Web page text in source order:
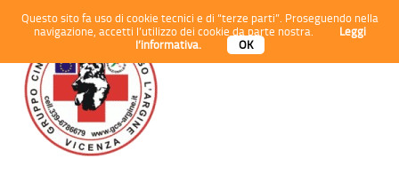
Questo sito fa uso di cookie tecnici e di “terze parti”. Proseguendo nella
navigazione, accetti l’utilizzo dei cookie da parte nostra.
Leggi
l’informativa.
OK